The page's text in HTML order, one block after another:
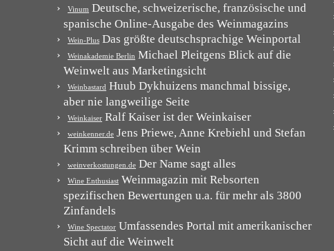
Vinum Deutsche, schweizerische, französische und
spanische Online-Ausgabe des Weinmagazins
Wein-Plus Das größte deutschsprachige Weinportal
Weinakademie Berlin Michael Pleitgens Blick auf die
Weinwelt aus Marketingsicht
Weinbastard Huub Dykhuizens manchmal bissige,
aber nie langweilige Seite
Weinkaiser Ralf Kaiser ist der Weinkaiser
weinkenner.de Jens Priewe, Anne Krebiehl und Stefan
Krimm schreiben über Wein
weinverkostungen.de Der Name sagt alles
Wine Enthusiast Weinmagazin mit Rebsorten
spezifischen Bewertungen u.a. für mehr als 3800
Zinfandels
Wine Spectator Umfassendes Portal mit amerikanischer
Sicht auf die Weinwelt